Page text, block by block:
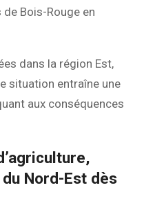
Bois-Rouge en
dans la région Est,
situation entraîne une
aux conséquences
Nord-Est dès